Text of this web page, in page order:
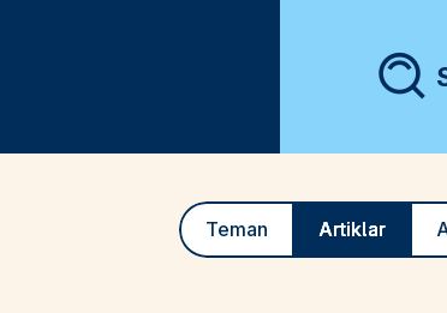
Teman Artiklar